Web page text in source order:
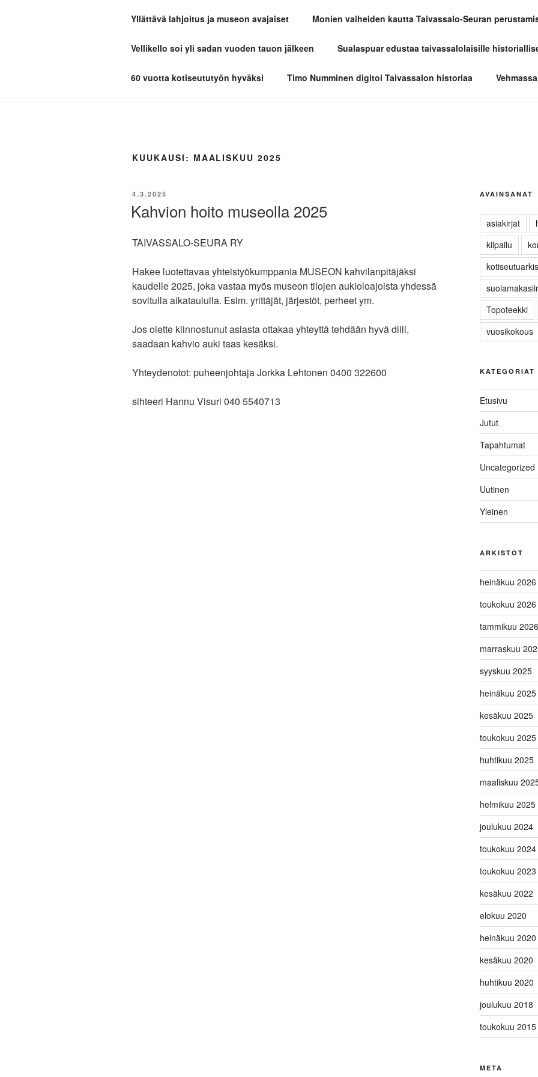
TAIVASSALO-SEURA
Yllättävä lahjoitus ja museon avajaiset Monien vaiheiden kautta Taivassalo-Seuran
Vellikello soi yli sadan vuoden tauon jälkeen Sualaspuar edustaa taivassalolaisille
60 vuotta kotiseututyön hyväksi Timo Numminen digitoi Taivassalon historiaa
KUUKAUSI: MAALISKUU 2025
JULKAISTU
4.3.2025
Kahvion hoito museolla 2025
TAIVASSALO-SEURA RY
Hakee luotettavaa yhteistyökumppania MUSEON kahvilanpitäjäksi
kaudelle 2025, joka vastaa myös museon tilojen aukioloajoista yhdessä
sovitulla aikataululla. Esim. yrittäjät, järjestöt, perheet ym.
Jos olette kiinnostunut asiasta ottakaa yhteyttä tehdään hyvä diili,
saadaan kahvio auki taas kesäksi.
Yhteydenotot: puheenjohtaja Jorkka Lehtonen 0400 322600
sihteeri Hannu Visuri 040 5540713
AVAINSANAT
asiakirjat
kilpailu
Topoteekki
vuosikokous
KATEGORIAT
Etusivu
Jutut
Tapahtumat
Uncategorized
Uutinen
Yleinen
ARKISTOT
heinäkuu 2026
toukokuu 2026
tammikuu 2026
marraskuu
syyskuu 2025
heinäkuu 2025
kesäkuu 2025
toukokuu 2025
huhtikuu 2025
maaliskuu
helmikuu 2025
joulukuu 2024
toukokuu 2024
toukokuu 2023
kesäkuu 2022
elokuu 2020
heinäkuu 2020
kesäkuu 2020
huhtikuu 2020
joulukuu 2018
toukokuu 2015
META